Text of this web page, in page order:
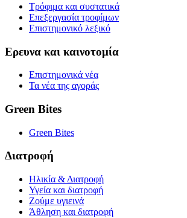
Τρόφιμα και συστατικά
Επεξεργασία τροφίμων
Επιστημονικό λεξικό
Ερευνα και καινοτομία
Επιστημονικά νέα
Τα νέα της αγοράς
Green Bites
Green Bites
Διατροφή
Ηλικία & Διατροφή
Υγεία και διατροφή
Ζούμε υγιεινά
Άθληση και διατροφή